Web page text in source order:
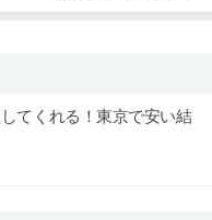
てくれる！東京で安い結